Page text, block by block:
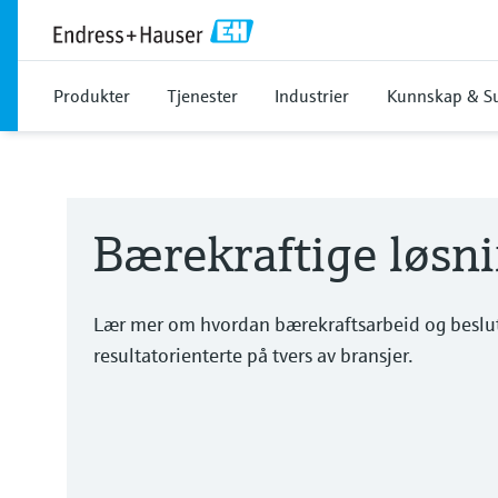
Produkter Tjenester Industrier Kunnskap &
Bærekraftige
Lær mer om hvordan bærekraftsarbeid og
resultatorienterte på tvers av bransjer.